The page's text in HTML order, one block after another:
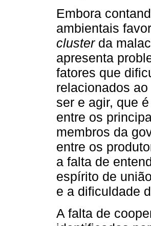
Embora
ambientais
clusterda
apresenta
fatores que
relacionados
ser e agir, que
entre os
membros da
entre os
a falta de
espírito de
e a dificuldade
A falta de